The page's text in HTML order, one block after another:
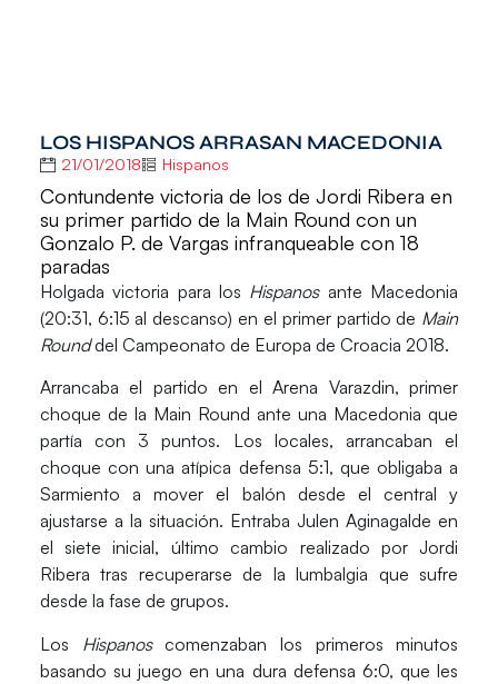
LOS HISPANOS ARRASAN MACEDONIA
21/01/2018 Hispanos
Contundente victoria de los de Jordi Ribera en
su primer partido de la Main Round con un
Gonzalo P. de Vargas infranqueable con 18
paradas
Holgada victoria para los Hispanosante Macedonia
(20:31, 6:15 al descanso) en el primer partido de Main
Rounddel Campeonato de Europa de Croacia 2018.
Arrancaba el partido en el Arena Varazdin, primer
choque de la Main Round ante una Macedonia que
partía con 3 puntos. Los locales, arrancaban el
choque con una atípica defensa 5:1, que obligaba a
Sarmiento a mover el balón desde el central y
ajustarse a la situación. EntrabaJulen Aginagalde en
el siete inicial, último cambio realizado porJordi
Ribera tras recuperarse de la lumbalgia que sufre
desde la fase de grupos.
Los Hispanoscomenzaban los primeros minutos
basando su juego en una dura defensa 6:0, que les